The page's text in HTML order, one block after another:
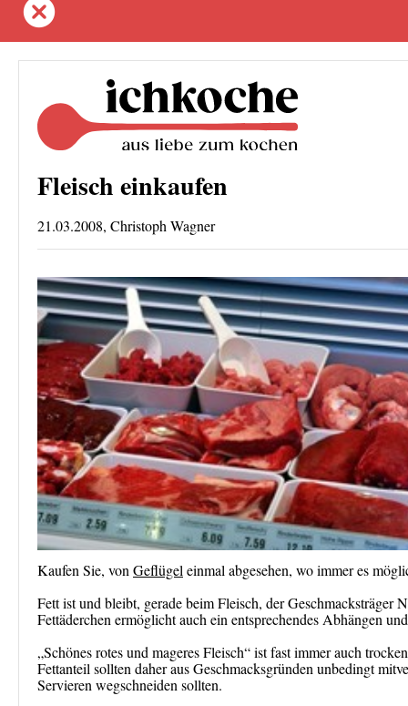
Fleisch einkaufen
21.03.2008, Christoph Wagner
Kaufen Sie, von Geflügel einmal abgesehen, wo immer es
Fett ist und bleibt, gerade beim Fleisch, der
Fettäderchen ermöglicht auch ein entsprechendes Abhängen
„Schönes rotes und mageres Fleisch“ ist fast immer auch
Fettanteil sollten daher aus Geschmacksgründen unbedingt
Servieren wegschneiden sollten.